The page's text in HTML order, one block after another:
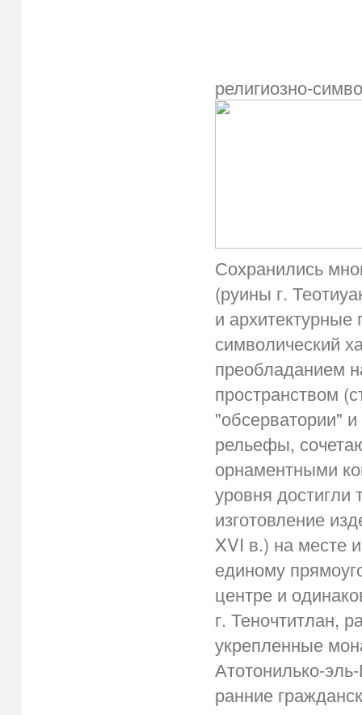
религиозно-
Сохранились
(руины г.
и
символический
преобладанием
пространством
"обсерватории"
рельефы,
орнаментными
уровня достигли
изготовление
XVI в.) на месте
единому
центре и
г. Теночтитлан,
укрепленные
Атотонилько-
ранние